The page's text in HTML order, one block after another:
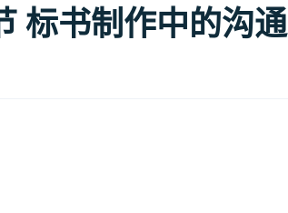
标书制作中的沟通